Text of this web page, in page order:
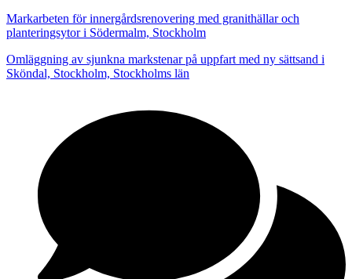
Markarbeten för innergårdsrenovering med granithällar och
planteringsytor i Södermalm, Stockholm
Omläggning av sjunkna markstenar på uppfart med ny sättsand i
Sköndal, Stockholm, Stockholms län